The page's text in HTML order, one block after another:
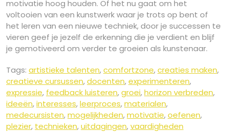
motivatie hoog houden. Of het nu gaat om het
voltooien van een kunstwerk waar je trots op bent of
het leren van een nieuwe techniek, door je successen te
vieren geef je jezelf de erkenning die je verdient en blijf
je gemotiveerd om verder te groeien als kunstenaar.
Tags: artistieke talenten,comfortzone,creaties maken,
creatieve cursussen,docenten,experimenteren,
expressie, feedback luisteren,groei,horizon verbreden,
ideeën,interesses,leerproces,materialen,
medecursisten,mogelijkheden,motivatie,oefenen,
plezier, technieken,uitdagingen,vaardigheden